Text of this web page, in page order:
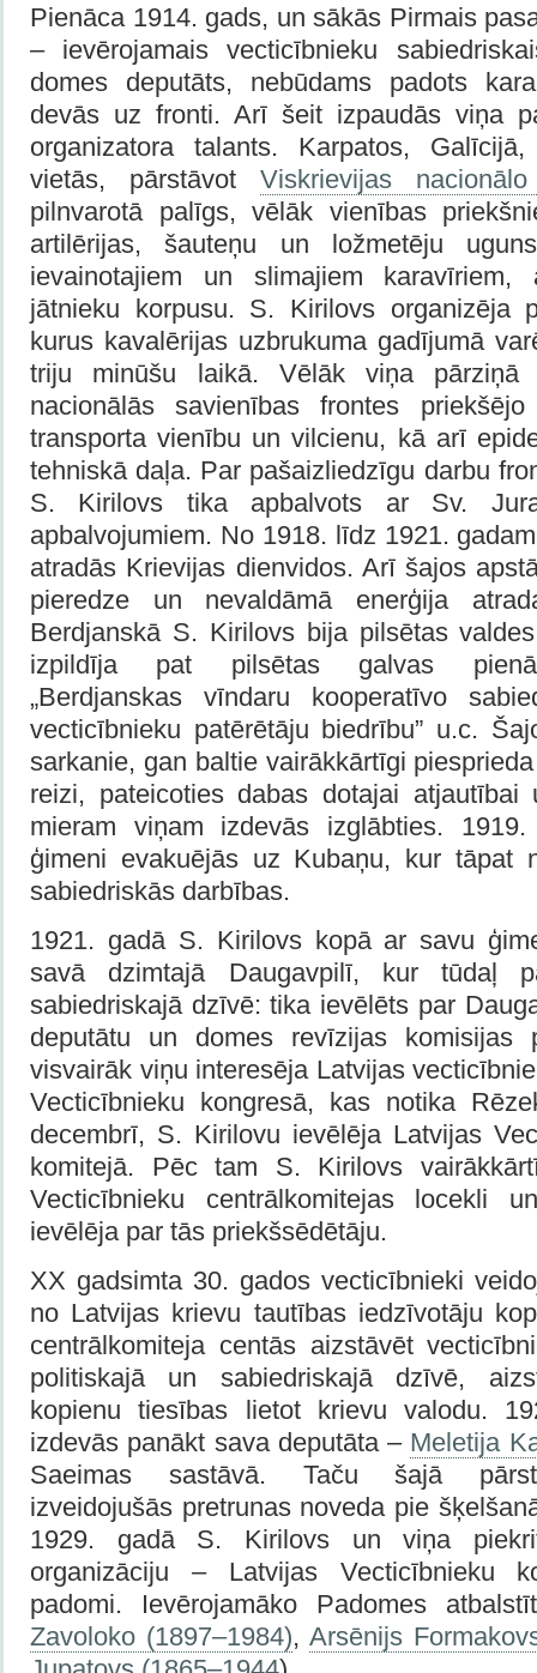
Pienāca 1914. gads, un sākās Pirmais
– ievērojamais vecticībnieku
domes deputāts, nebūdams padots
devās uz fronti. Arī šeit izpaudās viņa
organizatora talants. Karpatos,
vietās, pārstāvot Viskrievijas
pilnvarotā palīgs, vēlāk vienības
artilērijas, šauteņu un ložmetēju
ievainotajiem un slimajiem karavīriem,
jātnieku korpusu. S. Kirilovs organizēja
kurus kavalērijas uzbrukuma gadījumā
triju minūšu laikā. Vēlāk viņa pārziņā
nacionālās savienības frontes
transporta vienību un vilcienu, kā arī
tehniskā daļa. Par pašaizliedzīgu darbu
S. Kirilovs tika apbalvots ar Sv.
apbalvojumiem. No 1918. līdz 1921.
atradās Krievijas dienvidos. Arī šajos
pieredze un nevaldāmā enerģija
Berdjanskā S. Kirilovs bija pilsētas
izpildīja pat pilsētas galvas
„Berdjanskas vīndaru kooperatīvo
vecticībnieku patērētāju biedrību” u.c.
sarkanie, gan baltie vairākkārtīgi
reizi, pateicoties dabas dotajai atjautībai
mieram viņam izdevās izglābties.
ģimeni evakuējās uz Kubaņu, kur tāpat
sabiedriskās darbības.
1921. gadā S. Kirilovs kopā ar savu
savā dzimtajā Daugavpilī, kur tūdaļ
sabiedriskajā dzīvē: tika ievēlēts par
deputātu un domes revīzijas komisijas
visvairāk viņu interesēja Latvijas
Vecticībnieku kongresā, kas notika
decembrī, S. Kirilovu ievēlēja Latvijas
komitejā. Pēc tam S. Kirilovs
Vecticībnieku centrālkomitejas locekli
ievēlēja par tās priekšsēdētāju.
XX gadsimta 30. gados vecticībnieki
no Latvijas krievu tautības iedzīvotāju
centrālkomiteja centās aizstāvēt
politiskajā un sabiedriskajā dzīvē,
kopienu tiesības lietot krievu valodu.
izdevās panākt sava deputāta – Meletija
Saeimas sastāvā. Taču šajā
izveidojušās pretrunas noveda pie
1929. gadā S. Kirilovs un viņa
organizāciju – Latvijas Vecticībnieku
padomi. Ievērojamāko Padomes
Zavoloko (1897–1984), Arsēnijs